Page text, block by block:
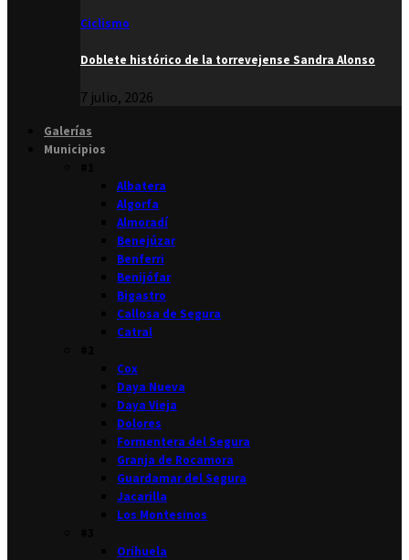
Ciclismo
Doblete histórico de la torrevejense Sandra Alonso
7 julio, 2026
Galerías
Municipios
Albatera
Algorfa
Almoradí
Benejúzar
Benferri
Benijófar
Bigastro
Callosa de Segura
Catral
Cox
Daya Nueva
Daya Vieja
Dolores
Formentera del Segura
Granja de Rocamora
Guardamar del Segura
Jacarilla
Los Montesinos
Orihuela